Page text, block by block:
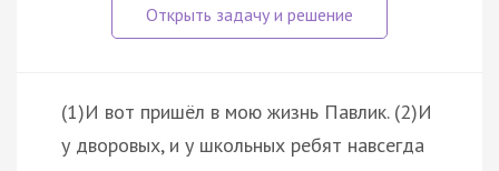
(1)И вот пришёл в мою жизнь Павлик. (2)И
у дворовых, и у школьных ребят навсегда